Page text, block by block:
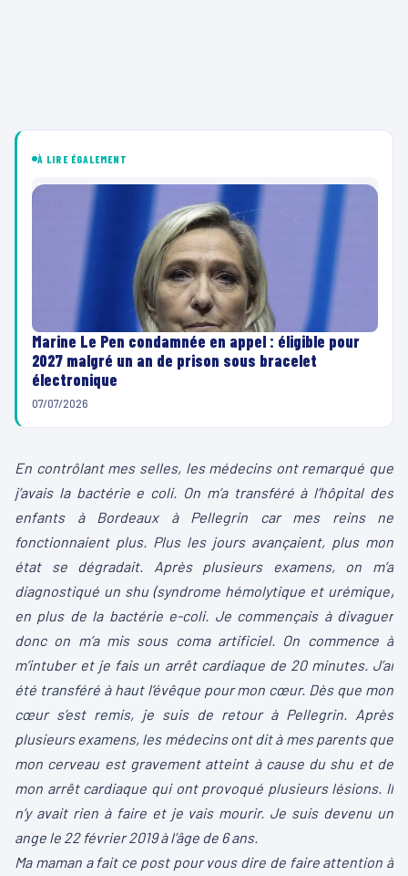
À LIRE ÉGALEMENT
Marine Le Pen condamnée en appel : éligible pour
2027 malgré un an de prison sous bracelet
électronique
07/07/2026
En contrôlant mes selles, les médecins ont remarqué que
j’avais la bactérie e coli. On m’a transféré à l’hôpital des
enfants à Bordeaux à Pellegrin car mes reins ne
fonctionnaient plus. Plus les jours avançaient, plus mon
état se dégradait. Après plusieurs examens, on m’a
diagnostiqué un shu (syndrome hémolytique et urémique)
en plus de la bactérie e-coli. Je commençais à divaguer
donc on m’a mis sous coma artificiel. On commence à
m’intuber et je fais un arrêt cardiaque de 20 minutes. J’ai
été transféré à haut l’évêque pour mon cœur. Dès que mon
cœur s’est remis, je suis de retour à Pellegrin. Après
plusieurs examens, les médecins ont dit à mes parents que
mon cerveau est gravement atteint à cause du shu et de
mon arrêt cardiaque qui ont provoqué plusieurs lésions. Il
n’y avait rien à faire et je vais mourir. Je suis devenu un
ange le 22 février 2019 à l’âge de 6 ans.
Ma maman a fait ce post pour vous dire de faire attention à